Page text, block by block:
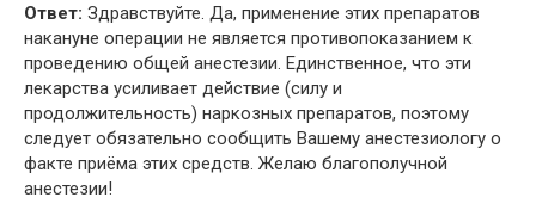
Ответ: Здравствуйте. Да, применение этих препаратов
накануне операции не является противопоказанием к
проведению общей анестезии. Единственное, что эти
лекарства усиливает действие (силу и
продолжительность) наркозных препаратов, поэтому
следует обязательно сообщить Вашему анестезиологу о
факте приёма этих средств. Желаю благополучной
анестезии!